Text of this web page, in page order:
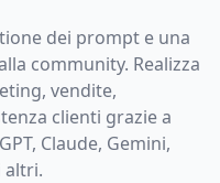
dei prompt e una
community. Realizza
vendite,
clienti grazie a
Claude, Gemini,
altri.